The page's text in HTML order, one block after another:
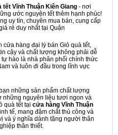
tết Vĩnh Thuận Kiên Giang - nơi
ước nguyện tết thêm hạnh phúc!
uy tín, chuyên mua bán, cung cấp
rẻ duy nhất tại Quận
cửa hàng đại lý bán Giỏ quà tết,
cậy và chất lượng không phải dễ
hào là nhà phân phối chính thức
và luôn đi đầu trong lĩnh vực
những sản phẩm chất lượng
những nguyên liệu tươi ngon và
quà tết tại cửa hàng Vĩnh Thuận
tế, mang đậm chất thủ công và
và ý nghĩa dành tặng người thân
thân thiết.